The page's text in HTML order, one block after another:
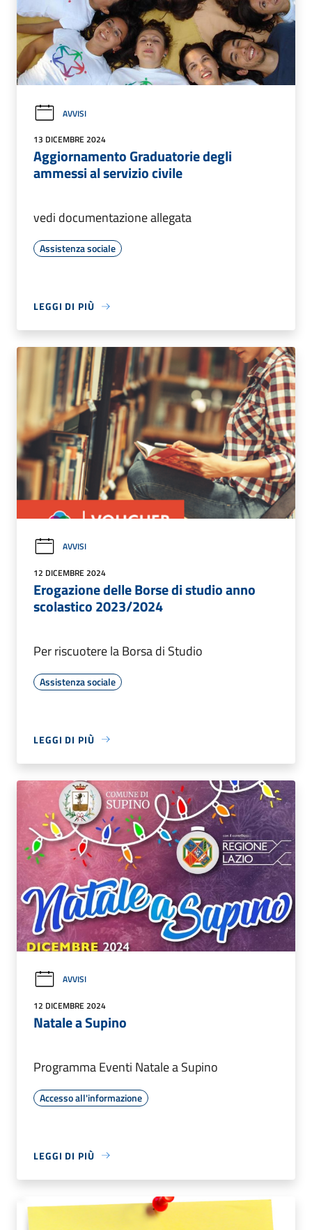
AVVISI
13 DICEMBRE 2024
Aggiornamento Graduatorie degli
ammessi al servizio civile
vedi documentazione allegata
Assistenza sociale
LEGGI DI PIÙ
AVVISI
12 DICEMBRE 2024
Erogazione delle Borse di studio anno
scolastico 2023/2024
Per riscuotere la Borsa di Studio
Assistenza sociale
LEGGI DI PIÙ
AVVISI
12 DICEMBRE 2024
Natale a Supino
Programma Eventi Natale a Supino
Accesso all'informazione
LEGGI DI PIÙ